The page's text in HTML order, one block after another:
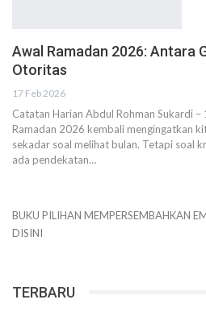
Awal Ramadan 2026: Antara
Otoritas
17 Feb 2026
Catatan Harian Abdul Rohman Sukardi
Ramadan 2026 kembali mengingatkan
sekadar soal melihat bulan. Tetapi soal
ada pendekatan…
BUKU PILIHAN MEMPERSEMBAHKAN
DISINI
TERBARU